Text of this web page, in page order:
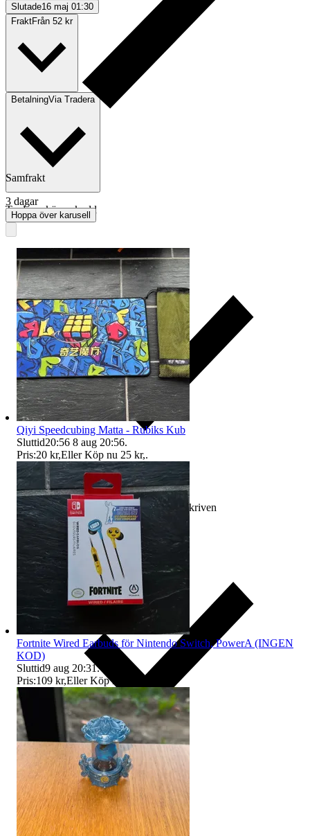
Slutade16 maj 01:30
FraktFrån 52 kr
BetalningVia Tradera
Traderas köparskydd
Ersättning om varan inte är som beskriven
Ersättning om du inte får din vara
Samfrakt
3 dagar
Hoppa över karusell
Qiyi Speedcubing Matta - Rubiks Kub
Sluttid20:56 8 aug 20:56.
Pris:20 kr,Eller Köp nu 25 kr,.
Fortnite Wired Earbuds för Nintendo Switch, PowerA (INGEN
KOD)
Sluttid9 aug 20:31.
Pris:109 kr,Eller Köp nu